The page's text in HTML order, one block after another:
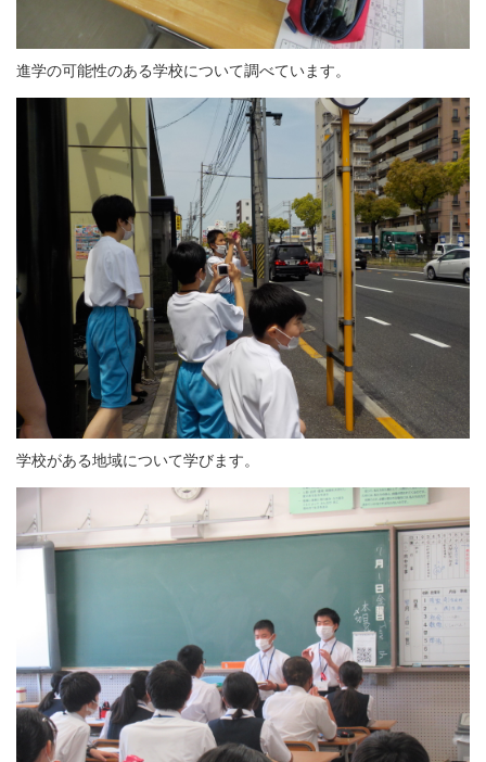
進学の可能性のある学校について調べています。
学校がある地域について学びます。